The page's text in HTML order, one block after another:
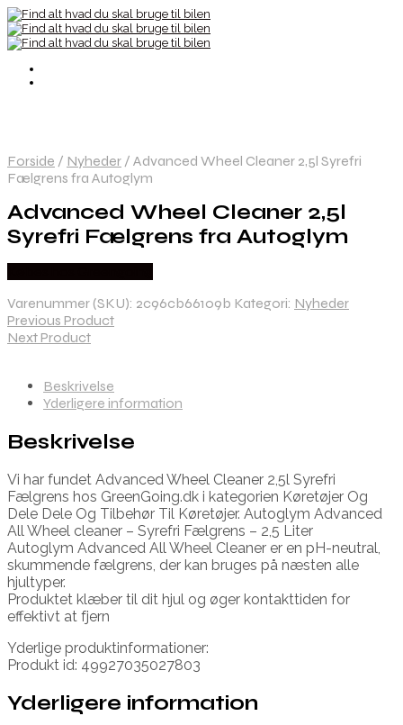
Forside / Nyheder / Advanced Wheel Cleaner 2,5l Syrefri
Fælgrens fra Autoglym
Advanced Wheel Cleaner 2,5l
Syrefri Fælgrens fra Autoglym
Varenummer (SKU): 2c96cb66109b Kategori: Nyheder
Previous Product
Next Product
Beskrivelse
Yderligere information
Beskrivelse
Vi har fundet Advanced Wheel Cleaner 2,5l Syrefri
Fælgrens hos GreenGoing.dk i kategorien Køretøjer Og
Dele Dele Og Tilbehør Til Køretøjer. Autoglym Advanced
All Wheel cleaner – Syrefri Fælgrens – 2,5 Liter
Autoglym Advanced All Wheel Cleaner er en pH-neutral,
skummende fælgrens, der kan bruges på næsten alle
hjultyper.
Produktet klæber til dit hjul og øger kontakttiden for
effektivt at fjern
Yderlige produktinformationer:
Produkt id: 49927035027803
Yderligere information